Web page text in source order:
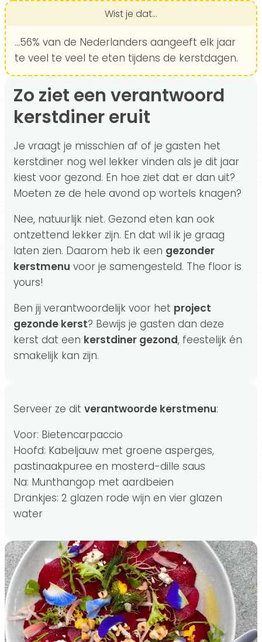
Wist je dat...
...56% van de Nederlanders aangeeft elk jaar
te veel te veel te eten tijdens de kerstdagen.
Zo ziet een verantwoord
kerstdiner eruit
Je vraagt je misschien af of je gasten het
kerstdiner nog wel lekker vinden als je dit jaar
kiest voor gezond. En hoe ziet dat er dan uit?
Moeten ze de hele avond op wortels knagen?
Nee, natuurlijk niet. Gezond eten kan ook
ontzettend lekker zijn. En dat wil ik je graag
laten zien. Daarom heb ik een gezonder
kerstmenu voor je samengesteld. The floor is
yours!
Ben jij verantwoordelijk voor het project
gezonde kerst? Bewijs je gasten dan deze
kerst dat een kerstdiner gezond, feestelijk én
smakelijk kan zijn.
Serveer ze dit verantwoorde kerstmenu:
Voor: Bietencarpaccio
Hoofd: Kabeljauw met groene asperges,
pastinaakpuree en mosterd-dille saus
Na: Munthangop met aardbeien
Drankjes: 2 glazen rode wijn en vier glazen
water